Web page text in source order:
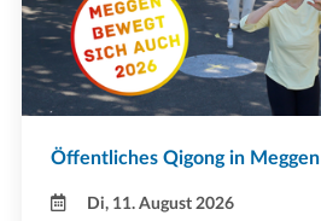
Öffentliches Qigong in Meggen
Di, 11. August 2026